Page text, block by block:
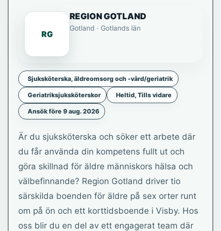
RG
REGION GOTLAND
Gotland · Gotlands län
Sjuksköterska, äldreomsorg och -vård/geriatrik
Geriatriksjuksköterskor Heltid, Tills vidare
Ansök före 9 aug. 2026
Är du sjuksköterska och söker ett arbete där
du får använda din kompetens fullt ut och
göra skillnad för äldre människors hälsa och
välbefinnande? Region Gotland driver tio
särskilda boenden för äldre på sex orter runt
om på ön och ett korttidsboende i Visby. Hos
oss blir du en del av ett engagerat team där